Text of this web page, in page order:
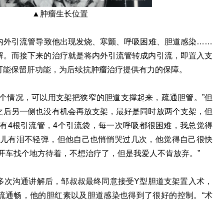
▲肿瘤生长位置
引流管导致他出现发烧、寒颤、呼吸困难、胆道感染……
而接下来的治疗就是将内外引流管转成内引流，即置入支
保留肝功能，为后续抗肿瘤治疗提供有力的保障。
况，可以用支架把狭窄的胆道支撑起来，疏通胆管。”但
另一侧也没有机会再放支架，最好是同时放两个支架，但
4根引流管，4个引流袋，每一次呼吸都很困难，我总觉得
有泪不轻弹，但他自己也悄悄哭过几次，他觉得自己很快
车找个地方待着，不想治疗了，但是我爱人不肯放弃。”
通讲解后，邹叔叔最终同意接受Y型胆道支架置入术，
通畅，他的胆红素以及胆道感染也得到了很好的控制。“术